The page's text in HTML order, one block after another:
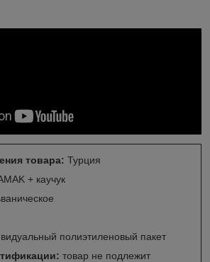
товара: Турция
+ каучук
полиэтиленовый пакет
товар не подлежит